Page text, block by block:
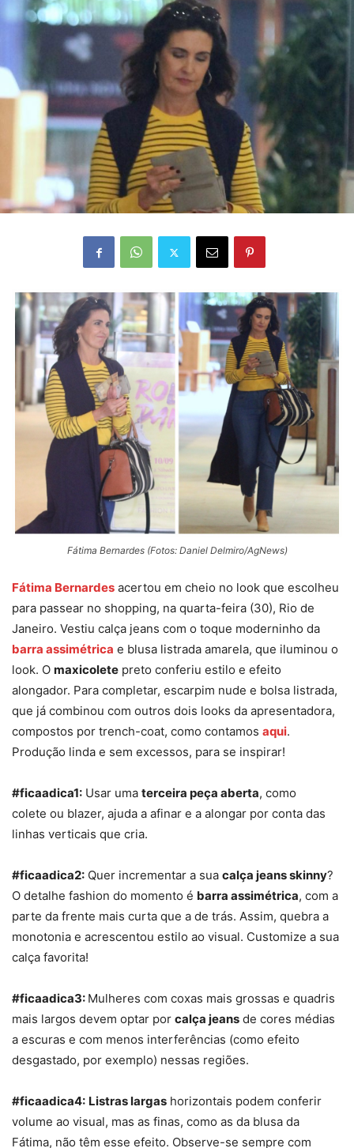
Fátima Bernardes (Fotos: Daniel Delmiro/AgNews)
Fátima Bernardes acertou em cheio no look que escolheu
para passear no shopping, na quarta-feira (30), Rio de
Janeiro. Vestiu calça jeans com o toque moderninho da
barra assimétrica e blusa listrada amarela, que iluminou o
look. O maxicolete preto conferiu estilo e efeito
alongador. Para completar, escarpim nude e bolsa listrada,
que já combinou com outros dois looks da apresentadora,
compostos por trench-coat, como contamos aqui.
Produção linda e sem excessos, para se inspirar!
#ficaadica1: Usar uma terceira peça aberta, como
colete ou blazer, ajuda a afinar e a alongar por conta das
linhas verticais que cria.
#ficaadica2: Quer incrementar a sua calça jeans skinny?
O detalhe fashion do momento é barra assimétrica, com a
parte da frente mais curta que a de trás. Assim, quebra a
monotonia e acrescentou estilo ao visual. Customize a sua
calça favorita!
#ficaadica3: Mulheres com coxas mais grossas e quadris
mais largos devem optar por calça jeans de cores médias
a escuras e com menos interferências (como efeito
desgastado, por exemplo) nessas regiões.
#ficaadica4: Listras largas horizontais podem conferir
volume ao visual, mas as finas, como as da blusa da
Fátima, não têm esse efeito. Observe-se sempre com